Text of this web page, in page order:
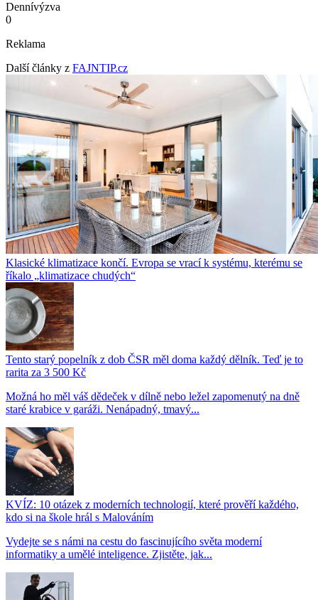
Dennívýzva
0
Reklama
Další články z FAJNTIP.cz
Klasické klimatizace končí. Evropa se vrací k systému, kterému se
říkalo „klimatizace chudých“
Tento starý popelník z dob ČSR měl doma každý dělník. Teď je to
rarita za 3 500 Kč
Možná ho měl váš dědeček v dílně nebo ležel zapomenutý na dně
staré krabice v garáži. Nenápadný, tmavý...
KVÍZ: 10 otázek z moderních technologií, které prověří každého,
kdo si na škole hrál s Malováním
Vydejte se s námi na cestu do fascinujícího světa moderní
informatiky a umělé inteligence. Zjistěte, jak...